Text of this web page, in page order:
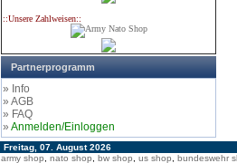
::Unsere Zahlweisen::
Partnerprogramm
» Info
» AGB
» FAQ
» Anmelden/Einloggen
Freitag, 07. August 2026
army shop
nato shop bw shop us shop bundeswehr